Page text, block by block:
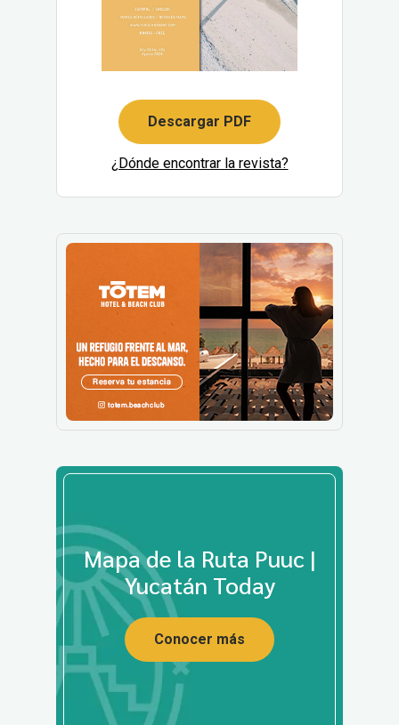
Descargar PDF
¿Dónde encontrar la revista?
Mapa de la Ruta Puuc |
Yucatán Today
Conocer más